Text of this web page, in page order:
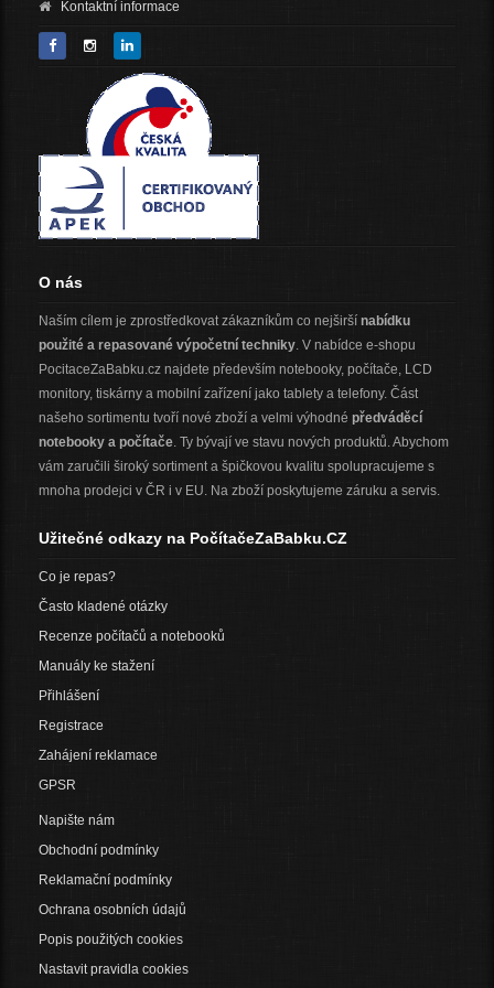
Kontaktní informace
O nás
Naším cílem je zprostředkovat zákazníkům co nejširší nabídku
použité a repasované výpočetní techniky. V nabídce e-shopu
PocitaceZaBabku.cz najdete především notebooky, počítače, LCD
monitory, tiskárny a mobilní zařízení jako tablety a telefony. Část
našeho sortimentu tvoří nové zboží a velmi výhodné předváděcí
notebooky a počítače. Ty bývají ve stavu nových produktů. Abychom
vám zaručili široký sortiment a špičkovou kvalitu spolupracujeme s
mnoha prodejci v ČR i v EU. Na zboží poskytujeme záruku a servis.
Užitečné odkazy na PočítačeZaBabku.CZ
Co je repas?
Často kladené otázky
Recenze počítačů a notebooků
Manuály ke stažení
Přihlášení
Registrace
Zahájení reklamace
GPSR
Napište nám
Obchodní podmínky
Reklamační podmínky
Ochrana osobních údajů
Popis použitých cookies
Nastavit pravidla cookies